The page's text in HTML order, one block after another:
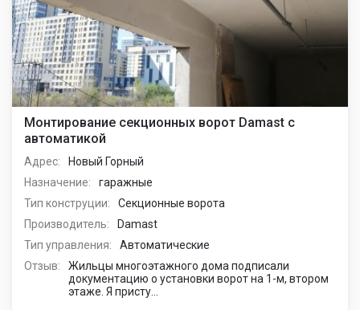
Монтирование секционных ворот Damast с
автоматикой
Адрес:
Новый Горный
Назначение:
гаражные
Тип конструции:
Секционные ворота
Производитель:
Damast
Тип управления:
Автоматические
Отзыв:
Жильцы многоэтажного дома подписали
документацию о установки ворот на 1-м, втором
этаже. Я присту...